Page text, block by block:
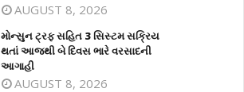
AUGUST 8, 2026
મોન્સુન ટ્રફ સહિત 3 સિસ્ટમ સક્રિય
થતાં આજથી બે દિવસ ભારે વરસાદની
આગાહી
AUGUST 8, 2026